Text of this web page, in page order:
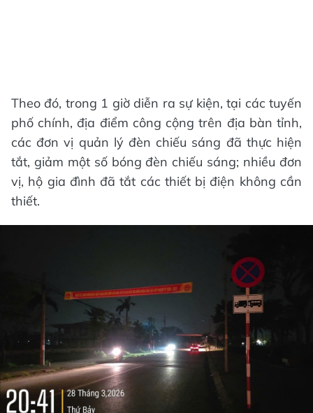
Theo đó, trong 1 giờ diễn ra sự kiện, tại các tuyến
phố chính, địa điểm công cộng trên địa bàn tỉnh,
các đơn vị quản lý đèn chiếu sáng đã thực hiện
tắt, giảm một số bóng đèn chiếu sáng; nhiều đơn
vị, hộ gia đình đã tắt các thiết bị điện không cần
thiết.